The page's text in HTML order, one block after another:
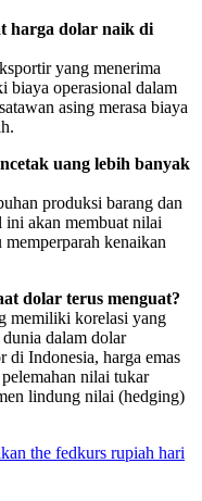
harga dolar naik di
yang menerima
biaya operasional dalam
asing merasa biaya
uang lebih banyak
produksi barang dan
akan membuat nilai
kenaikan
dolar terus menguat?
memiliki korelasi yang
dalam dolar
di Indonesia, harga emas
nilai tukar
lindung nilai (hedging)
the fedkurs rupiah hari